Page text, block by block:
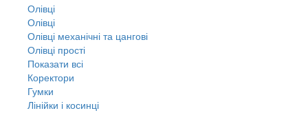
Олівці
Олівці
Олівці механічні та цангові
Олівці прості
Показати всі
Коректори
Гумки
Лінійки і косинці